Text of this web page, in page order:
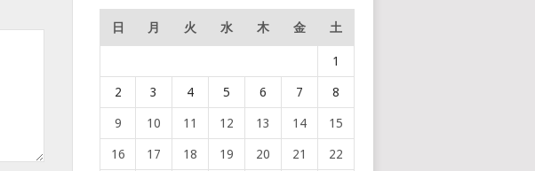
日 月 火 水 木 金 土
1
2 3 4 5 6 7 8
9 10 11 12 13 14 15
16 17 18 19 20 21 22